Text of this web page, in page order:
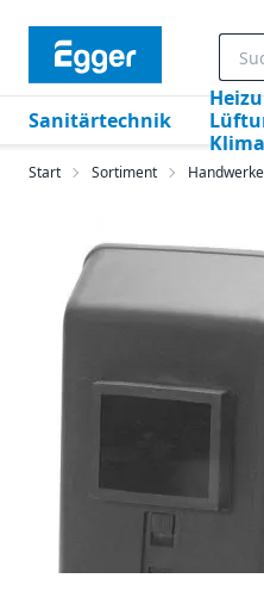
Sanitärtechnik
Klima
Start Sortiment